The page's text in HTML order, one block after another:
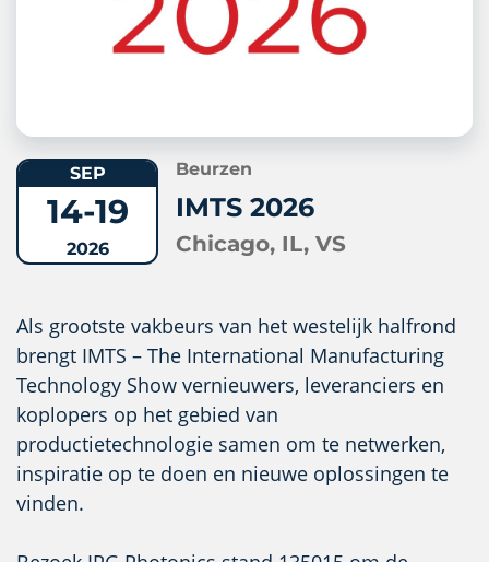
SEP
14-19
2026
Beurzen
IMTS 2026
Chicago, IL, VS
Als grootste vakbeurs van het westelijk halfrond
brengt IMTS – The International Manufacturing
Technology Show vernieuwers, leveranciers en
koplopers op het gebied van
productietechnologie samen om te netwerken,
inspiratie op te doen en nieuwe oplossingen te
vinden.